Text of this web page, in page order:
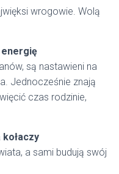
wrogowie. Wolą
są nastawieni na
Jednocześnie znają
czas rodzinie,
a sami budują swój